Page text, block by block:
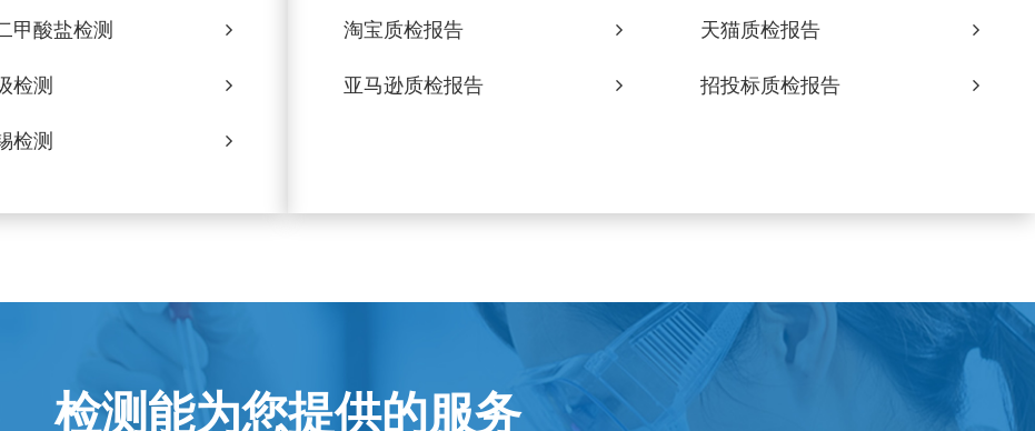
甲酸盐检测
检测
检测
淘宝质检报告 天猫质检报告
亚马逊质检报告 招投标质检报告
检测能为您提供的服务